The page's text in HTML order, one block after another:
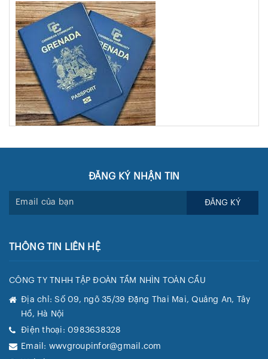
✅ Cần Lưu Ý Gì Sau Khi Có Quốc Tịch Grenada? Các Bước
Tiếp Theo Là Gì?
🛂 Hộ Chiếu Grenada Có Giá Trị Bao Lâu? Có Bị Thu Hồi
🛡️ Chọn Grenada: Chiến Lược Quốc Tịch Thứ Hai Để Phòng
ĐĂNG KÝ NHẬN TIN
ĐĂNG KÝ
THÔNG TIN LIÊN HỆ
CÔNG TY TNHH TẬP ĐOÀN TẦM NHÌN TOÀN CẦU
Địa chỉ:Số 09, ngõ 35/39 Đặng Thai Mai, Quảng An, Tây
Hồ, Hà Nội
Điện thoại: 0983638328
Email: wwvgroupinfor@gmail.com